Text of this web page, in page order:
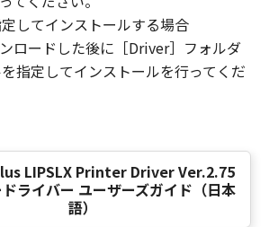
ついて知らされていた場合でも
ヤノンのライセンサー、キヤノ
ヤノンの関連会社、それらの販
販売店のいずれも、「本ソフト
争についても、一切責任を負わ
す。
してインストールする場合
ロードした後に［Driver］フォルダ
指定してインストールを行ってくだ
LIPSLX Printer Driver Ver.2.75
ライバー ユーザーズガイド（日本
語）